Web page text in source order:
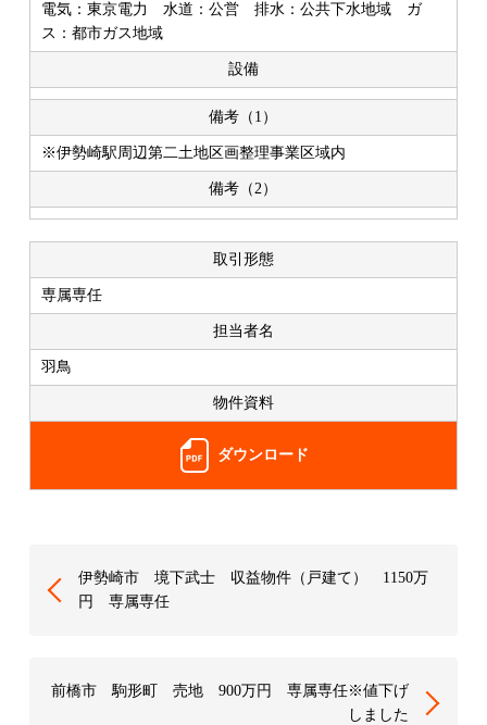
電気：東京電力 水道：公営 排水：公共下水地域 ガ
ス：都市ガス地域
設備
備考（1）
※伊勢崎駅周辺第二土地区画整理事業区域内
備考（2）
取引形態
専属専任
担当者名
羽鳥
物件資料
ダウンロード
伊勢崎市 境下武士 収益物件（戸建て） 1150万
円 専属専任
前橋市 駒形町 売地 900万円 専属専任※値下げ
しました